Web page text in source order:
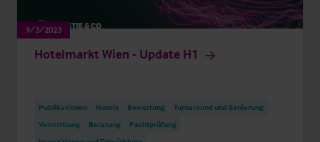
9/3/2023
Hotelmarkt Wien - Update H1
Publikationen Hotels Bewertung
Turnaround und Sanierung
Vermittlung
Beratung
Pachtprüfung